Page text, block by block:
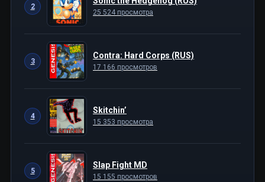
2
25 524 просмотра
3
Contra: Hard Corps (RUS)
17 166 просмотров
4
Skitchin’
15 353 просмотра
5
Slap Fight MD
15 155 просмотров